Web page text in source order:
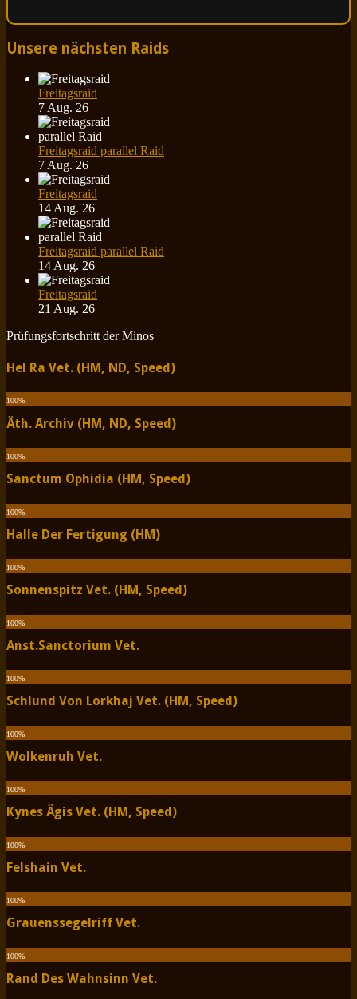
Unsere nächsten Raids
Freitagsraid
7 Aug. 26
Freitagsraid parallel Raid
7 Aug. 26
Freitagsraid
14 Aug. 26
Freitagsraid parallel Raid
14 Aug. 26
Freitagsraid
21 Aug. 26
Prüfungsfortschritt der Minos
Hel Ra Vet. (HM, ND, Speed)
100%
Äth. Archiv (HM, ND, Speed)
100%
Sanctum Ophidia (HM, Speed)
100%
Halle Der Fertigung (HM)
100%
Sonnenspitz Vet. (HM, Speed)
100%
Anst.Sanctorium Vet.
100%
Schlund Von Lorkhaj Vet. (HM, Speed)
100%
Wolkenruh Vet.
100%
Kynes Ägis Vet. (HM, Speed)
100%
Felshain Vet.
100%
Grauenssegelriff Vet.
100%
Rand Des Wahnsinn Vet.